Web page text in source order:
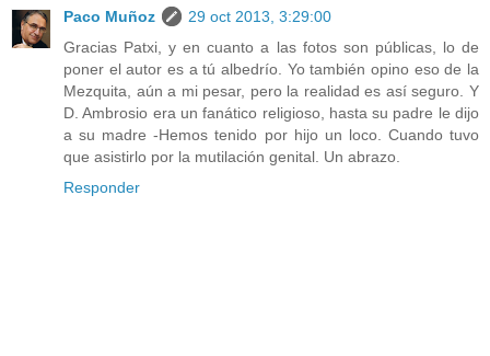
Paco Muñoz
29 oct 2013, 3:29:00
Gracias Patxi, y en cuanto a las fotos son públicas, lo de
poner el autor es a tú albedrío. Yo también opino eso de la
Mezquita, aún a mi pesar, pero la realidad es así seguro. Y
D. Ambrosio era un fanático religioso, hasta su padre le dijo
a su madre -Hemos tenido por hijo un loco. Cuando tuvo
que asistirlo por la mutilación genital. Un abrazo.
Responder